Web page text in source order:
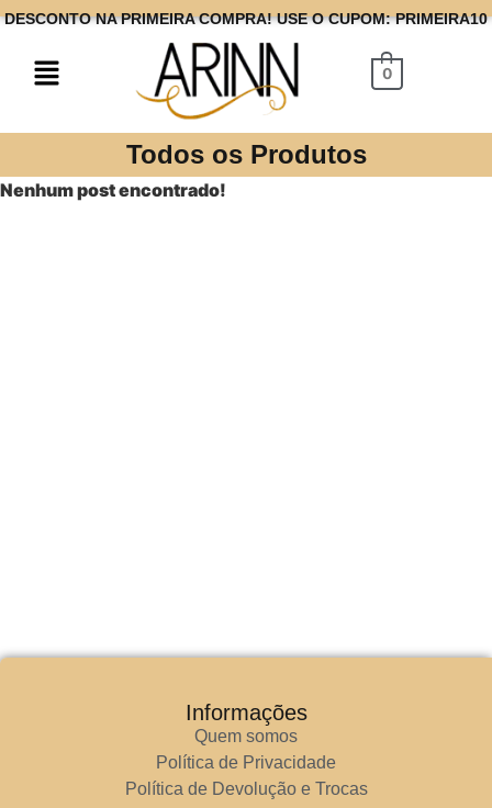
DESCONTO NA PRIMEIRA COMPRA! USE O CUPOM: PRIMEIRA10
0
Todos os Produtos
Nenhum post encontrado!
Informações
Quem somos
Política de Privacidade
Política de Devolução e Trocas